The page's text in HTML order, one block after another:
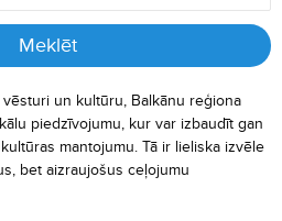
Meklēt
un kultūru, Balkānu reģiona
piedzīvojumu, kur var izbaudīt gan
mantojumu. Tā ir lieliska izvēle
bet aizraujošus ceļojumu